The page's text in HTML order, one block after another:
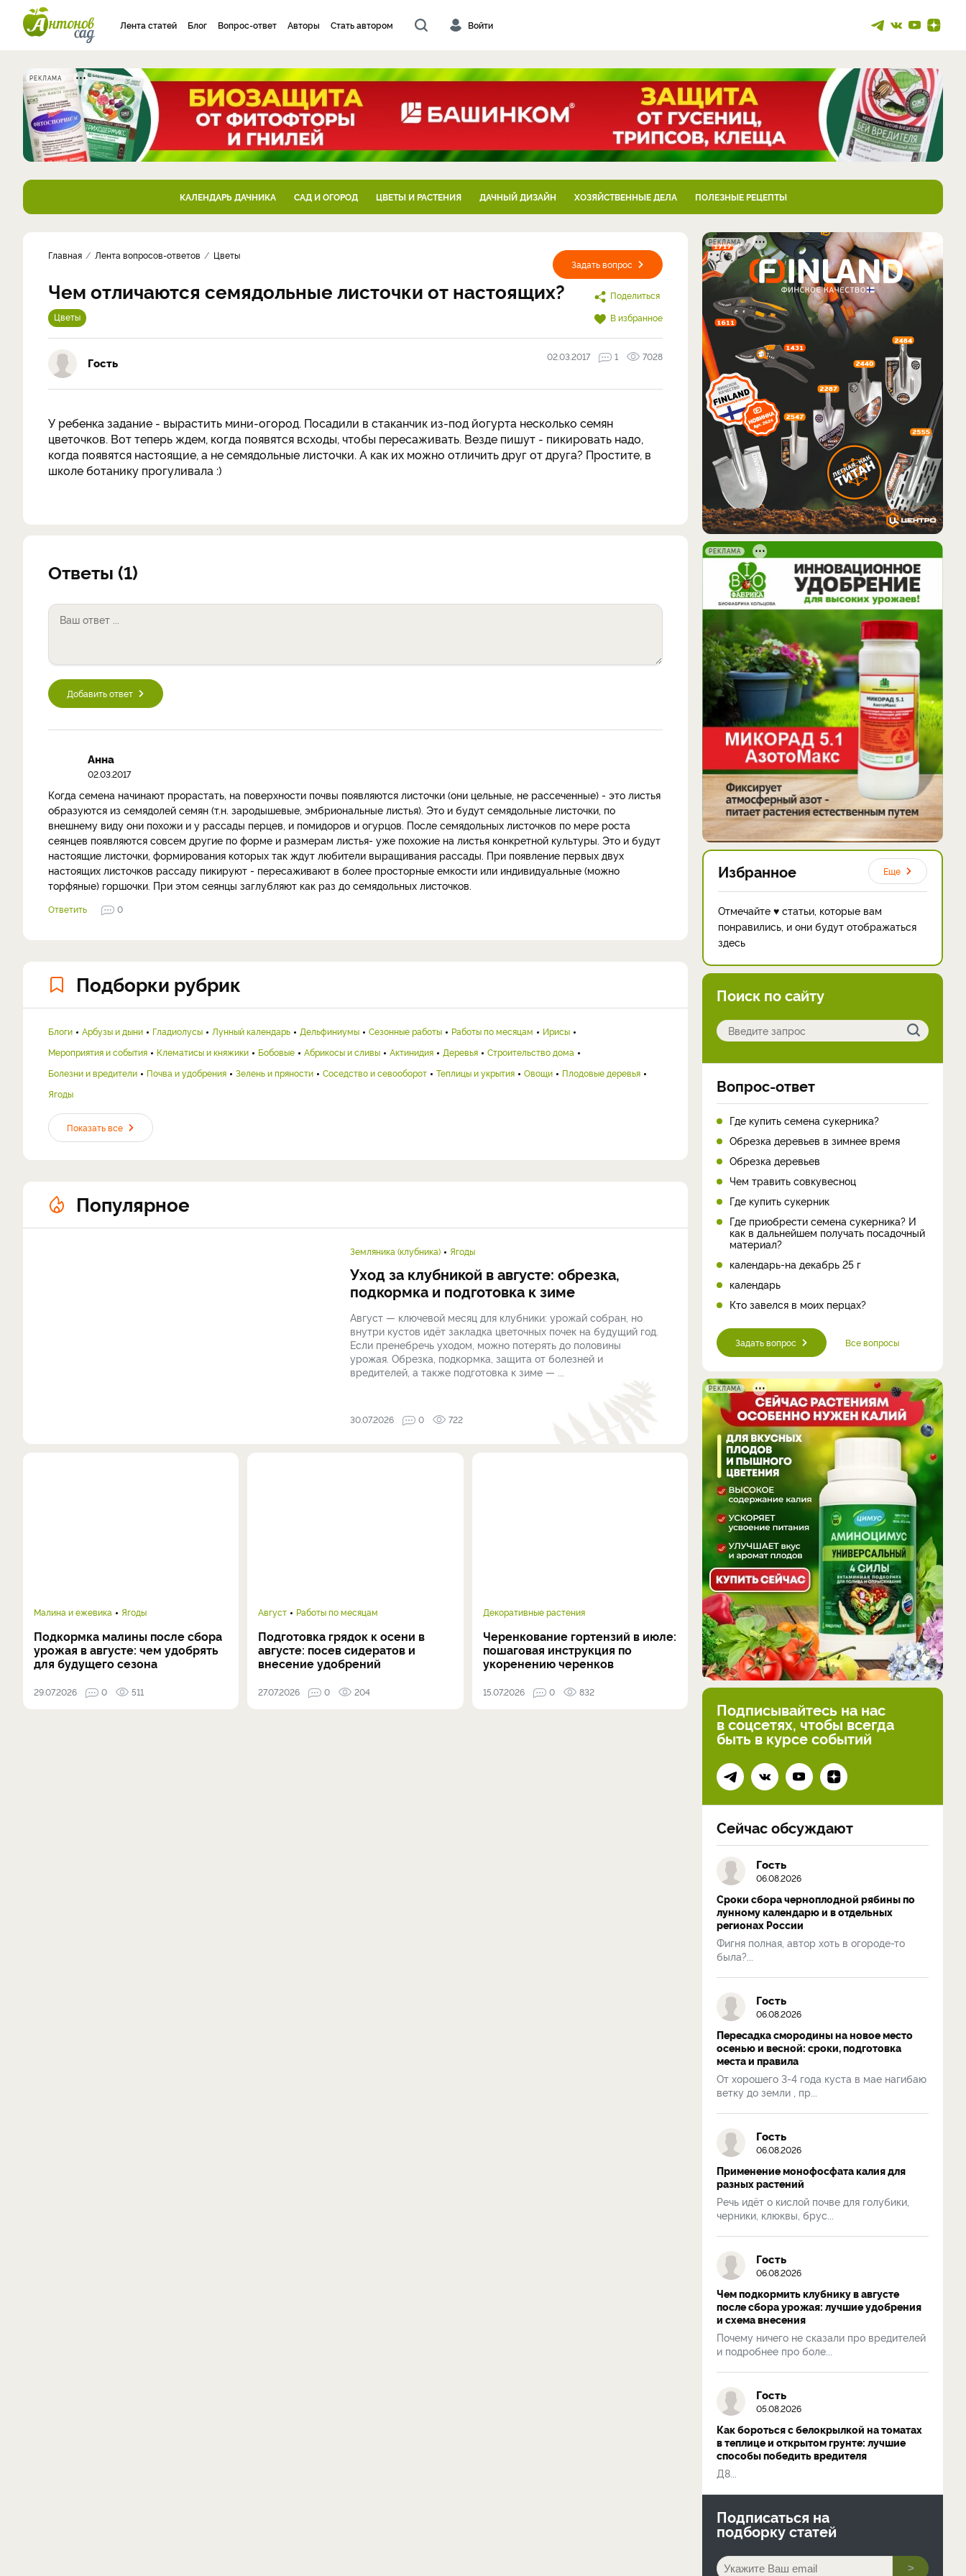
Лента статей Блог Вопрос-ответ Авторы Стать автором Войти
РЕКЛАМА
КАЛЕНДАРЬ ДАЧНИКА САД И ОГОРОД ЦВЕТЫ И РАСТЕНИЯ ДАЧНЫЙ ДИЗАЙН ХОЗЯЙСТВЕННЫЕ ДЕЛА ПОЛЕЗНЫЕ РЕЦЕПТЫ
Задать вопрос
Поделиться
В избранное
Главная Лента вопросов-ответов Цветы
Чем отличаются семядольные листочки от настоящих?
Цветы
Гость 02.03.2017 1 7028
У ребенка задание - вырастить мини-огород. Посадили в стаканчик из-под йогурта несколько семян
цветочков. Вот теперь ждем, когда появятся всходы, чтобы пересаживать. Везде пишут - пикировать надо,
когда появятся настоящие, а не семядольные листочки. А как их можно отличить друг от друга? Простите, в
школе ботанику прогуливала :)
Ответы (1)
Добавить ответ
Анна
02.03.2017
Когда семена начинают прорастать, на поверхности почвы появляются листочки (они цельные, не рассеченные) - это листья
образуются из семядолей семян (т.н. зародышевые, эмбриональные листья). Это и будут семядольные листочки, по
внешнему виду они похожи и у рассады перцев, и помидоров и огурцов. После семядольных листочков по мере роста
сеянцев появляются совсем другие по форме и размерам листья- уже похожие на листья конкретной культуры. Это и будут
настоящие листочки, формирования которых так ждут любители выращивания рассады. При появление первых двух
настоящих листочков рассаду пикируют - пересаживают в более просторные емкости или индивидуальные (можно
торфяные) горшочки. При этом сеянцы заглубляют как раз до семядольных листочков.
Ответить 0
Подборки рубрик
Блоги Арбузы и дыни Гладиолусы Лунный календарь Дельфиниумы Сезонные работы Работы по месяцам
Ирисы
Мероприятия и события
Клематисы и княжики Бобовые Абрикосы и сливы Актинидия Деревья
Строительство дома
Болезни и вредители
Почва и удобрения Зелень и пряности Соседство и севооборот Теплицы и укрытия Овощи
Плодовые деревья
Ягоды
Показать все
Популярное
Земляника (клубника) Ягоды
Уход за клубникой в августе: обрезка,
подкормка и подготовка к зиме
Август — ключевой месяц для клубники: урожай собран, но
внутри кустов идёт закладка цветочных почек на будущий год.
Если пренебречь уходом, можно потерять до половины
урожая. Обрезка, подкормка, защита от болезней и
вредителей, а также подготовка к зиме — ...
30.07.2026 0 722
Малина и ежевика Ягоды
Подкормка малины после сбора
урожая в августе: чем удобрять
для будущего сезона
29.07.2026 0 511
Август Работы по месяцам
Подготовка грядок к осени в
августе: посев сидератов и
внесение удобрений
27.07.2026 0 204
Декоративные растения
Черенкование гортензий в июле:
пошаговая инструкция по
укоренению черенков
15.07.2026 0 832
РЕКЛАМА
РЕКЛАМА
Избранное Еще
Отмечайте ♥ статьи, которые вам
понравились, и они будут отображаться
здесь
Поиск по сайту
Вопрос-ответ
Где купить семена сукерника?
Обрезка деревьев в зимнее время
Обрезка деревьев
Чем травить совкувесноц
Где купить сукерник
Где приобрести семена сукерника? И
как в дальнейшем получать посадочный
материал?
календарь-на декабрь 25 г
календарь
Кто завелся в моих перцах?
Задать вопрос Все вопросы
РЕКЛАМА
Подписывайтесь на нас
в соцсетях, чтобы всегда
быть в курсе событий
Сейчас обсуждают
Гость
06.08.2026
Сроки сбора черноплодной рябины по
лунному календарю и в отдельных
регионах России
Фигня полная, автор хоть в огороде-то
была?...
Гость
06.08.2026
Пересадка смородины на новое место
осенью и весной: сроки, подготовка
места и правила
От хорошего 3-4 года куста в мае нагибаю
ветку до земли , пр...
Гость
06.08.2026
Применение монофосфата калия для
разных растений
Речь идёт о кислой почве для голубики,
черники, клюквы, брус...
Гость
06.08.2026
Чем подкормить клубнику в августе
после сбора урожая: лучшие удобрения
и схема внесения
Почему ничего не сказали про вредителей
и подробнее про боле...
Гость
05.08.2026
Как бороться с белокрылкой на томатах
в теплице и открытом грунте: лучшие
способы победить вредителя
Д8...
Подписаться на
подборку статей
>